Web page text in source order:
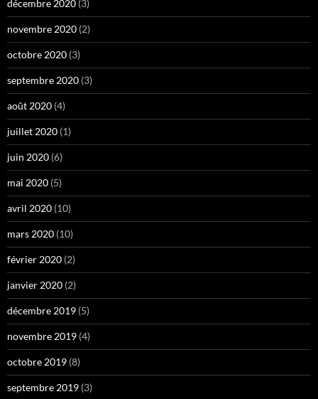
décembre 2020 (3)
novembre 2020 (2)
octobre 2020 (3)
septembre 2020 (3)
août 2020 (4)
juillet 2020 (1)
juin 2020 (6)
mai 2020 (5)
avril 2020 (10)
mars 2020 (10)
février 2020 (2)
janvier 2020 (2)
décembre 2019 (5)
novembre 2019 (4)
octobre 2019 (8)
septembre 2019 (3)